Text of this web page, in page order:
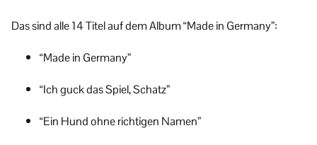
Das sind alle 14 Titel auf dem Album “Made in Germany”:
“Made in Germany”
“Ich guck das Spiel, Schatz”
“Ein Hund ohne richtigen Namen”